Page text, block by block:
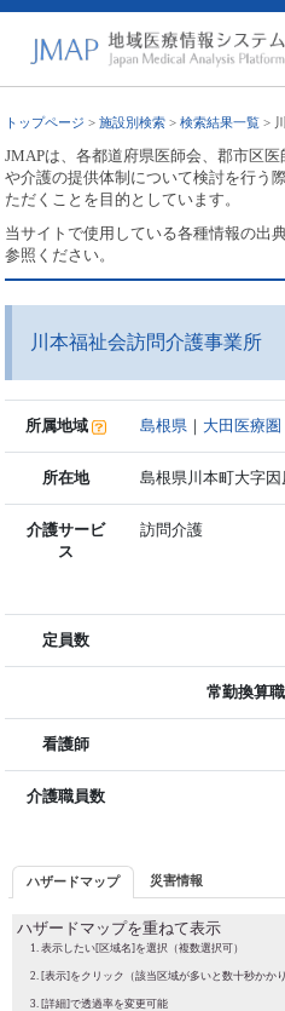
トップページ >施設別検索 >検索結果一覧 >
JMAPは、各都道府県医師会、郡市区
や介護の提供体制について検討を行う
ただくことを目的としています。
当サイトで使用している各種情報の出
参照ください。
川本福祉会訪問介護事業所
所属地域 島根県 ｜ 大田医療圏
所在地 島根県川本町大字因
介護サービ
ス
訪問介護
定員数
常勤換算
看護師
介護職員数
ハザードマップ 災害情報
ハザードマップを重ねて表示
表示したい[区域名]を選択（複数選択可）
[表示]をクリック（該当区域が多いと数十秒かかり
[詳細]で透過率を変更可能